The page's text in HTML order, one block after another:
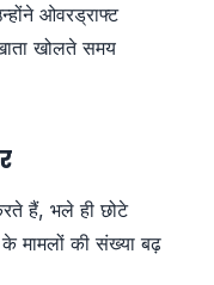
ओवरड्राफ्ट
खोलते समय
हैं, भले ही छोटे
मामलों की संख्या बढ़